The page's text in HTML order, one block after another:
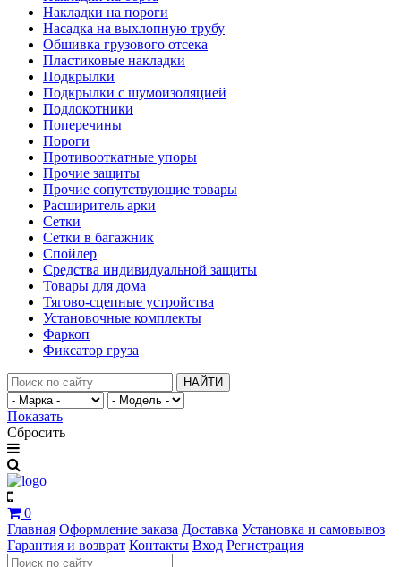
Накладки на пороги
Насадка на выхлопную трубу
Обшивка грузового отсека
Пластиковые накладки
Подкрылки
Подкрылки с шумоизоляцией
Подлокотники
Поперечины
Пороги
Противооткатные упоры
Прочие защиты
Прочие сопутствующие товары
Расширитель арки
Сетки
Сетки в багажник
Спойлер
Средства индивидуальной защиты
Товары для дома
Тягово-сцепные устройства
Установочные комплекты
Фаркоп
Фиксатор груза
НАЙТИ
Показать
Сбросить
0
Главная Оформление заказа Доставка Установка и самовывоз
Гарантия и возврат Контакты Вход Регистрация